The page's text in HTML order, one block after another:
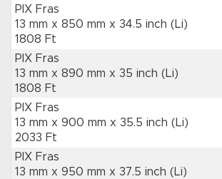
PIX Fras
13 mm x 850 mm x 34.5 inch (Li)
1808 Ft
PIX Fras
13 mm x 890 mm x 35 inch (Li)
1808 Ft
PIX Fras
13 mm x 900 mm x 35.5 inch (Li)
2033 Ft
PIX Fras
13 mm x 950 mm x 37.5 inch (Li)